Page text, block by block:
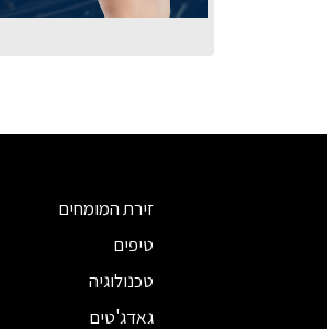
זירת המומחים
טיפים
טכנולוגיה
גאדג'טים